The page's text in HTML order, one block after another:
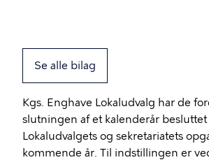
Se alle bilag
Kgs. Enghave Lokaludvalg har de
slutningen af et kalenderår
Lokaludvalgets og sekretariatets
kommende år. Til indstillingen er